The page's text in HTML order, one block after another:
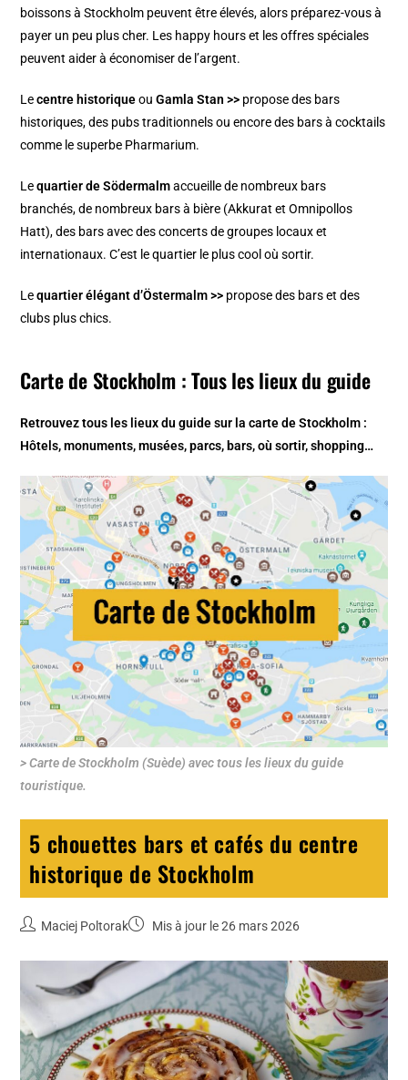
boissons à Stockholm peuvent être élevés, alors préparez-vous à
payer un peu plus cher. Les happy hours et les offres spéciales
peuvent aider à économiser de l’argent.
Lecentre historiqueouGamla Stan >> propose des bars
historiques, des pubs traditionnels ou encore des bars à cocktails
comme le superbe Pharmarium.
Lequartier de Södermalmaccueille de nombreux bars
branchés, de nombreux bars à bière (Akkurat et Omnipollos
Hatt), des bars avec des concerts de groupes locaux et
internationaux. C’est le quartier le plus cool où sortir.
Lequartier élégant d’Östermalm >> propose des bars et des
clubs plus chics.
Carte de Stockholm : Tous les lieux du guide
Retrouvez tous les lieux du guide sur lacarte de Stockholm :
Hôtels, monuments, musées, parcs, bars, où sortir, shopping…
> Carte de Stockholm (Suède) avec tous les lieux du guide
touristique.
5 chouettes bars et cafés du centre
historique de Stockholm
Maciej Poltorak Mis à jour le 26 mars 2026